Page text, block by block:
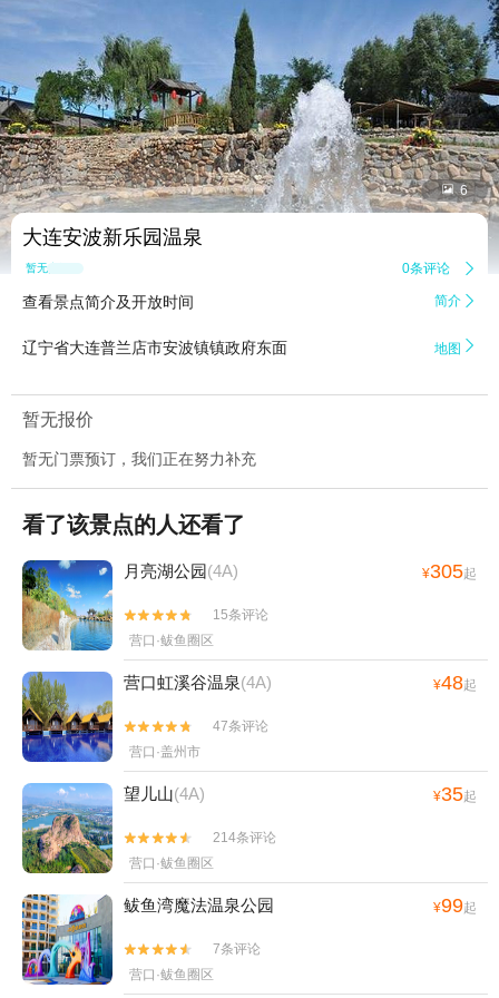
 6
大连安波新乐园温泉
暂无点评 0条评论 
查看景点简介及开放时间 简介 
辽宁省大连普兰店市安波镇镇政府东面 地图 
暂无报价
暂无门票预订，我们正在努力补充
看了该景点的人还看了
月亮湖公园(4A) ¥305起


15条评论
营口·鲅鱼圈区
营口虹溪谷温泉(4A) ¥48起


47条评论
营口·盖州市
望儿山(4A) ¥35起


214条评论
营口·鲅鱼圈区
鲅鱼湾魔法温泉公园 ¥99起


7条评论
营口·鲅鱼圈区
